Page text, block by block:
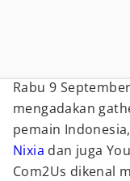
Rabu 9
mengadakan
pemain
Nixia dan juga
Com2Us dikenal